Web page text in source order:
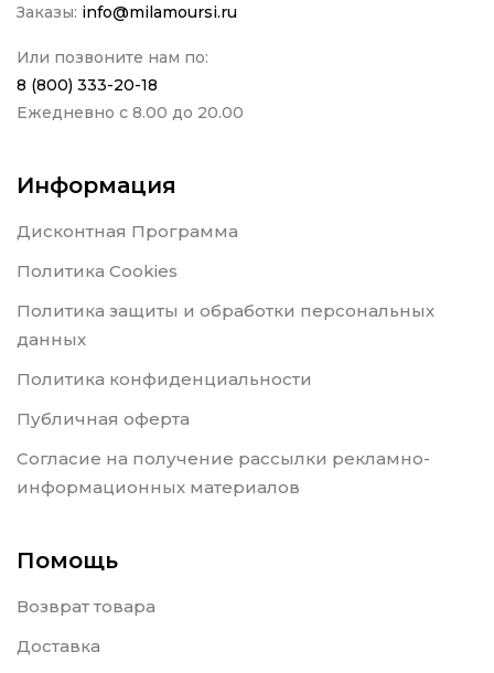
Заказы: info@milamoursi.ru
Или позвоните нам по:
8 (800) 333-20-18
Ежедневно с 8.00 до 20.00
Информация
Дисконтная Программа
Политика Cookies
Политика защиты и обработки персональных
данных
Политика конфиденциальности
Публичная оферта
Согласие на получение рассылки рекламно-
информационных материалов
Помощь
Возврат товара
Доставка